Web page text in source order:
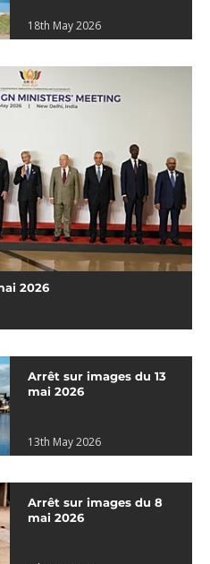
18th May 2026
2026
Arrêt sur images du 13
mai 2026
13th May 2026
Arrêt sur images du 8
mai 2026